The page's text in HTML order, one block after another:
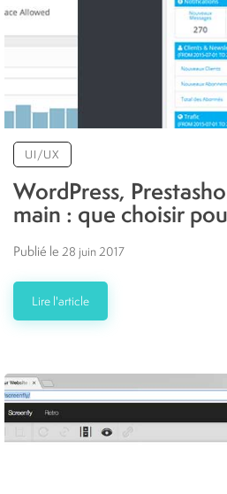
UI/UX
WordPress,
main : que choisir
Publié le 28 juin 2017
Lire l'article